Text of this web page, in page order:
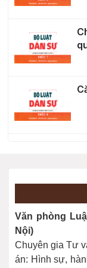
Văn phòng
Nội)
Chuyên gia Tư
án: Hình sự,